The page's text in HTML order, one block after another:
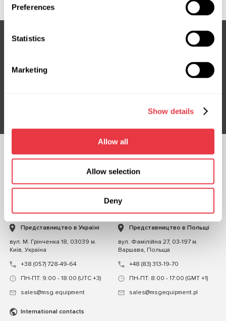
Preferences
Statistics
Marketing
Show details
Allow all
Allow selection
Deny
Не пропустіть ексклюзивні пропозиції та знижки
СЛІДКУЙТЕ ЗА
ЧАТ ІЗ НАМИ
Представництво в Україні
вул. М. Грінченка 18, 03039 м.
Київ, Україна
+38 (057) 728-49-64
ПН-ПТ: 9:00 - 18:00 (UTC +3)
sales@msg.equipment
Представництво в Польщі
вул. Фамілійна 27, 03-197 м.
Варшава, Польща
+48 (83) 313-19-70
ПН-ПТ: 8:00 - 17:00 (GMT +1)
sales@msgequipment.pl
International contacts